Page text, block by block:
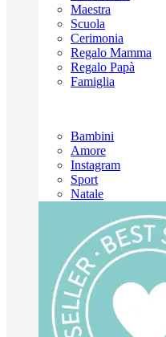
Maestra
Scuola
Cerimonia
Regalo Mamma
Regalo Papà
Famiglia
Bambini
Amore
Instagram
Sport
Natale